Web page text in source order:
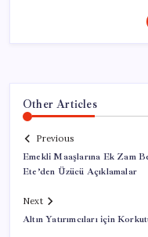
Other Articles
Previous
Emekli Maaşlarına Ek Zam
Ete’den Üzücü Açıklamalar
Next
Altın Yatırımcıları için